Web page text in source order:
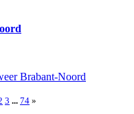
Brabant-Noord
3 ... 74 »